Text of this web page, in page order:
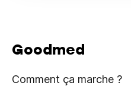
Goodmed
Comment ça marche ?